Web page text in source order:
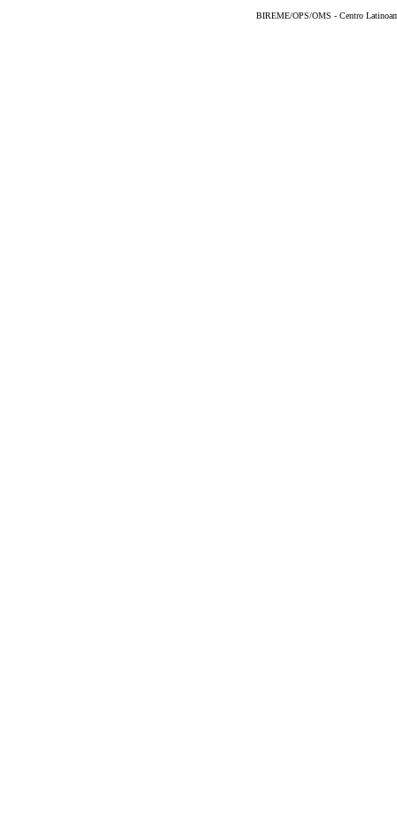
BIREME/OPS/OMS - Centro